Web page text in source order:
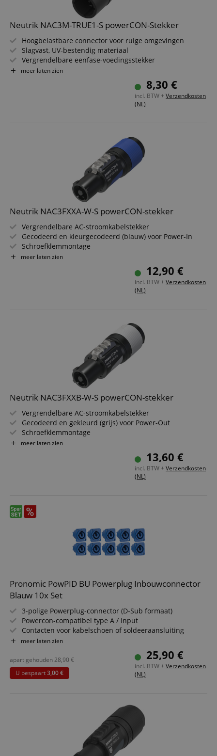
Neutrik NAC3M-TRUE1-S powerCON-Stekker
Hoogbelastbare connector voor ruige omgevingen
Slagvast, UV-bestendig materiaal
Vergrendelbare eenfase-voedingsstekker
IP65/IP67-beschermd (ingestoken of met kap)
Geïntegreerde trekontlasting voor 6?12 mm kabels
meer laten zien
8,30 €
incl. BTW + Verzendkosten
(NL)
Neutrik NAC3FXXA-W-S powerCON-stekker
Vergrendelbare AC-stroomkabelstekker
Gecodeerd en kleurgecodeerd (blauw) voor Power-In
Schroefklemmontage
Voor kabeldiameters 6 - 12 mm
Voor stroomkabels volgens IEC EN 60799:2021
meer laten zien
12,90 €
incl. BTW + Verzendkosten
(NL)
Neutrik NAC3FXXB-W-S powerCON-stekker
Vergrendelbare AC-stroomkabelstekker
Gecodeerd en gekleurd (grijs) voor Power-Out
Schroefklemmontage
Voor kabeldiameters 6 - 12 mm
Voor stroomkabels volgens IEC EN 60799:2021
meer laten zien
13,60 €
incl. BTW + Verzendkosten
(NL)
Pronomic PowPID BU Powerplug Inbouwconnector
Blauw 10x Set
3-polige Powerplug-connector (D-Sub formaat)
Powercon-compatibel type A / Input
Contacten voor kabelschoen of soldeeraansluiting
Afmetingen frontplaat: 26 x 31 x 4,5 mm
Kleur: Blauw
10 stuks in voordelige set
meer laten zien
25,90 €
incl. BTW + Verzendkosten
(NL)
apart gehouden28,90 €
U bespaart3,00 €